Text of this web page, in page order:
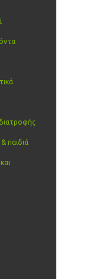
παιδιά